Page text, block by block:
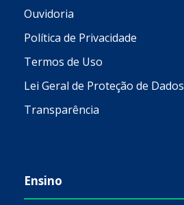
Ouvidoria
Política de Privacidade
Termos de Uso
Lei Geral de Proteção de Dados
Transparência
Ensino